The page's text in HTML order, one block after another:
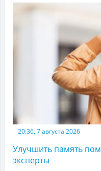
20:36, 7 августа 2026
Улучшить память
эксперты